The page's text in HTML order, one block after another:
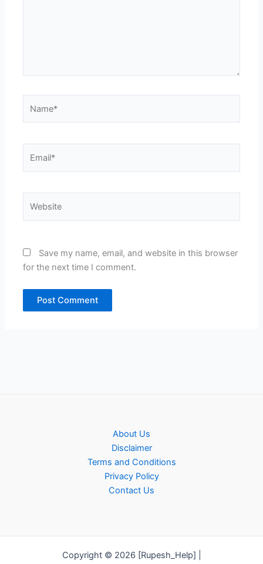
Save my name, email, and website in this browser
for the next time I comment.
About Us
Disclaimer
Terms and Conditions
Privacy Policy
Contact Us
Copyright © 2026 [Rupesh_Help] |